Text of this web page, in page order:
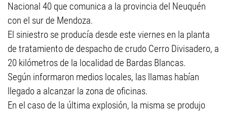
Nacional 40 que comunica a la provincia del Neuquén
con el sur de Mendoza.
El siniestro se producía desde este viernes en la planta
de tratamiento de despacho de crudo Cerro Divisadero, a
20 kilómetros de la localidad de Bardas Blancas.
Según informaron medios locales, las llamas habían
llegado a alcanzar la zona de oficinas.
En el caso de la última explosión, la misma se produjo